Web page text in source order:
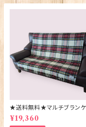
★送料無料★マルチブランケ
【DRESS STEWART】
y Moon 00185-B
¥19,360